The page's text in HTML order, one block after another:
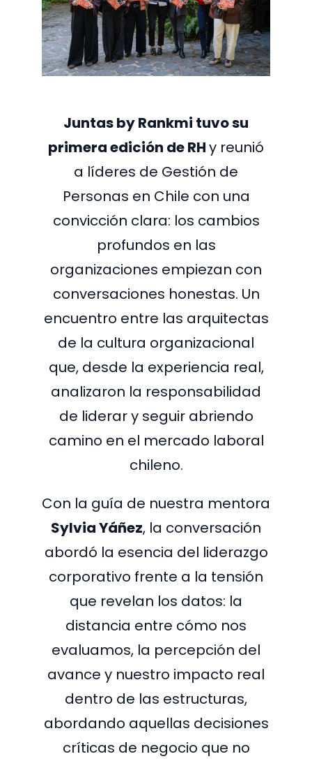
Juntas by Rankmi tuvo su
primera edición de RHy reunió
a líderes de Gestión de
Personas en Chile con una
convicción clara: los cambios
profundos en las
organizaciones empiezan con
conversaciones honestas. Un
encuentro entre las arquitectas
de la cultura organizacional
que, desde la experiencia real,
analizaron la responsabilidad
de liderar y seguir abriendo
camino en el mercado laboral
chileno.
Con la guía de nuestra mentora
Sylvia Yáñez, la conversación
abordó la esencia del liderazgo
corporativo frente a la tensión
que revelan los datos: la
distancia entre cómo nos
evaluamos, la percepción del
avance y nuestro impacto real
dentro de las estructuras,
abordando aquellas decisiones
críticas de negocio que no